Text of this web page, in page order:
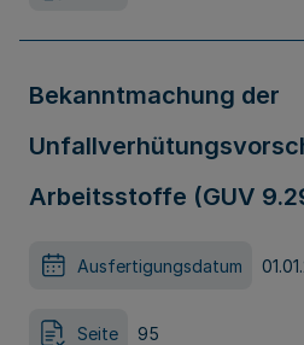
Bekanntmachung der
Arbeitsstoffe (GUV
Ausfertigungsdatum
Seite 95